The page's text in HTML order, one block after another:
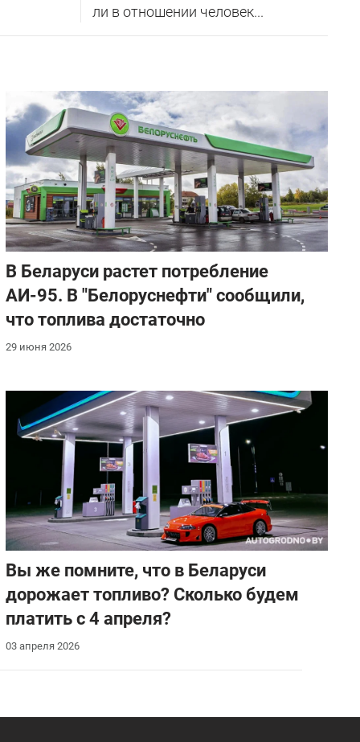
ли в отношении человек...
В Беларуси растет потребление
АИ-95. В "Белоруснефти" сообщили,
что топлива достаточно
29 июня 2026
Вы же помните, что в Беларуси
дорожает топливо? Сколько будем
платить с 4 апреля?
03 апреля 2026